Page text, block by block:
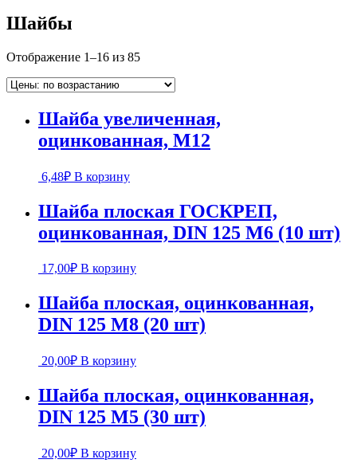
Шайбы
Отображение 1–16 из 85
Шайба увеличенная,
оцинкованная, М12
6,48₽ В корзину
Шайба плоская ГОСКРЕП,
оцинкованная, DIN 125 М6 (10 шт)
17,00₽ В корзину
Шайба плоская, оцинкованная,
DIN 125 М8 (20 шт)
20,00₽ В корзину
Шайба плоская, оцинкованная,
DIN 125 М5 (30 шт)
20,00₽ В корзину